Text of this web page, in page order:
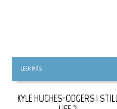
LEER MÁS
KYLE HUGHES-ODGERS | STILL